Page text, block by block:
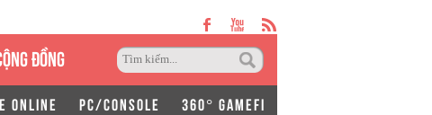
ĐỒNG
ONLINE PC/CONSOLE 360° GAMEFI